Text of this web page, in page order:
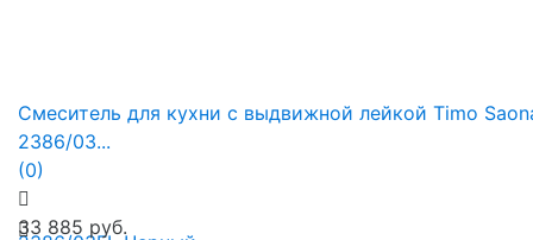
Смеситель для кухни с выдвижной лейкой Timo
2386/03...
(0)
33 885 руб.